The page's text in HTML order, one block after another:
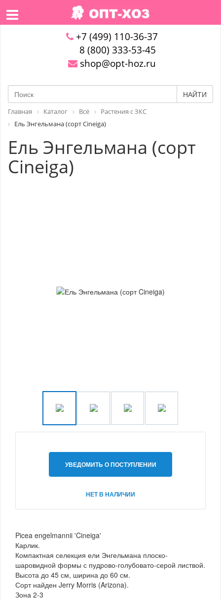
+7 (499) 110-36-37
8 (800) 333-53-45
shop@opt-hoz.ru
НАЙТИ
Главная Каталог Всё
Растения с ЗКС
Ель Энгельмана (сорт Cineiga)
Ель Энгельмана (сорт
Cineiga)
УВЕДОМИТЬ О ПОСТУПЛЕНИИ
НЕТ В НАЛИЧИИ
Picea engelmannii 'Cineiga'
Карлик.
Компактная селекция ели Энгельмана плоско-
шаровидной формы с пудрово-голубовато-серой листвой.
Высота до 45 см, ширина до 60 см.
Сорт найден Jerry Morris (Arizona).
Зона 2-3